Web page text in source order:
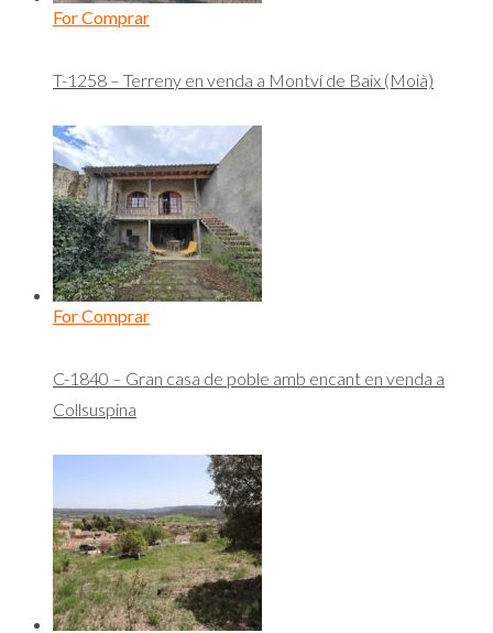
For Comprar
T-1258 – Terreny en venda a Montví de Baix (Moià)
For Comprar
C-1840 – Gran casa de poble amb encant en venda a
Collsuspina